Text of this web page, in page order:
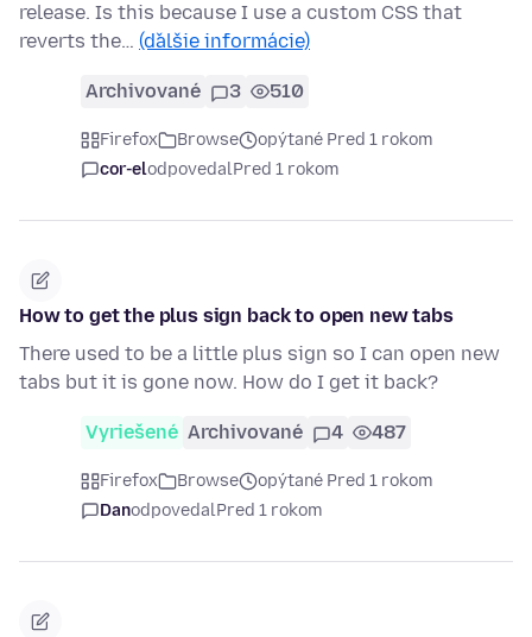
release. Is this because I use a custom CSS that
reverts the… (ďalšie informácie)
Archivované 3 510
Firefox Browse
opýtané Pred 1 rokom
cor-elodpovedalPred 1 rokom
How to get the plus sign back to open new tabs
There used to be a little plus sign so I can open new
tabs but it is gone now. How do I get it back?
Vyriešené Archivované 4 487
Firefox Browse
opýtané Pred 1 rokom
DanodpovedalPred 1 rokom